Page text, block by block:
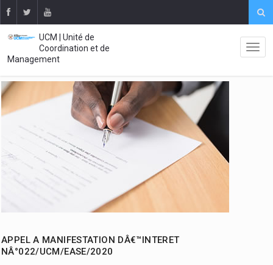
UCM | Unité de
Coordination et de
Management
APPEL A MANIFESTATION DÂ€™INTERET
NÂ°022/UCM/EASE/2020